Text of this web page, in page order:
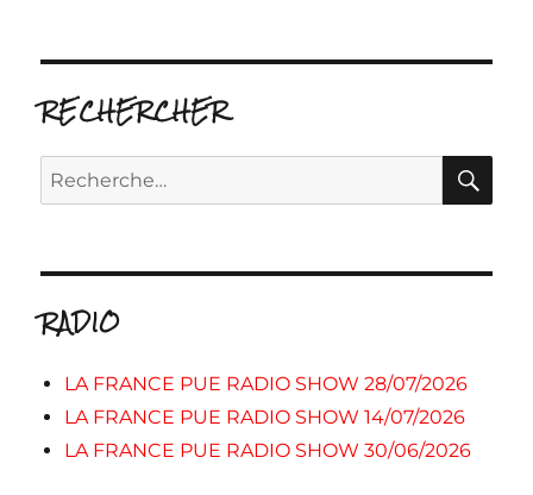
RECHERCHER
Recherche
pour :
RADIO
LA FRANCE PUE RADIO SHOW 28/07/2026
LA FRANCE PUE RADIO SHOW 14/07/2026
LA FRANCE PUE RADIO SHOW 30/06/2026